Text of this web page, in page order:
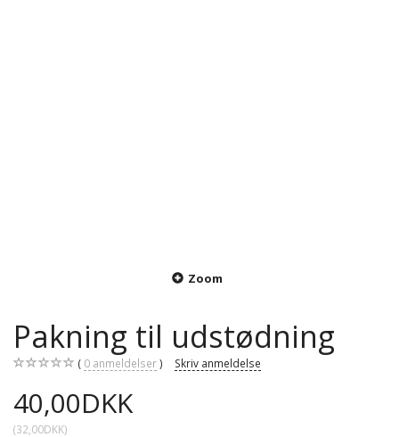
Zoom
Pakning til udstødning
0 anmeldelser Skriv anmeldelse
40,00DKK
(32,00DKK)